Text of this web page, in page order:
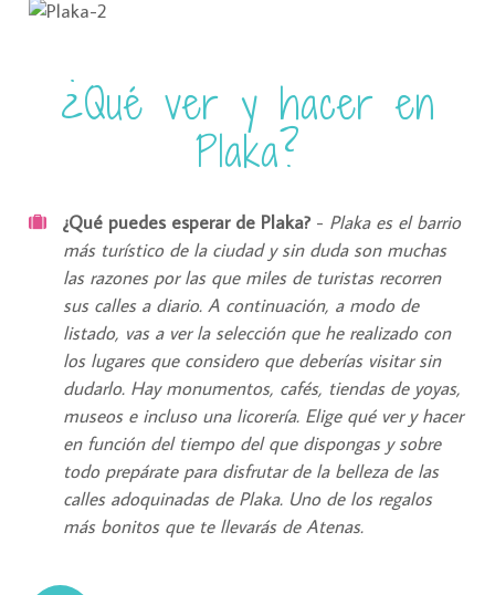
¿Qué ver y hacer en
Plaka?
¿Qué puedes esperar de Plaka? - Plaka es el barrio
más turístico de la ciudad y sin duda son muchas
las razones por las que miles de turistas recorren
sus calles a diario. A continuación, a modo de
listado, vas a ver la selección que he realizado con
los lugares que considero que deberías visitar sin
dudarlo. Hay monumentos, cafés, tiendas de yoyas,
museos e incluso una licorería. Elige qué ver y hacer
en función del tiempo del que dispongas y sobre
todo prepárate para disfrutar de la belleza de las
calles adoquinadas de Plaka. Uno de los regalos
más bonitos que te llevarás de Atenas.